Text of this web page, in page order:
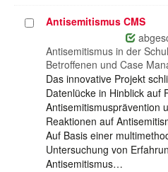
ProjektAntisemitismus CMS
Antisemitismus in der
Betroffenen und Case
Das innovative Projekt
Datenlücke in Hinblick auf
Antisemitismusprävention
Reaktionen auf
Auf Basis einer
Untersuchung von
Antisemitismus…